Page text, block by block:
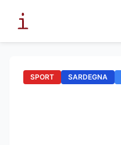
SPORT SARDEGNA